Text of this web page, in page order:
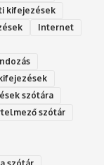
kifejezések
Internet
szótára
szótár